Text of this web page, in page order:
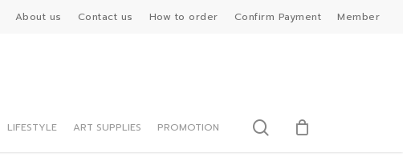
About us Contact us How to order Confirm Payment Member
LIFESTYLE ART SUPPLIES PROMOTION search